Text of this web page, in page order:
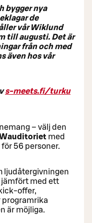
bygger nya
de
vår Wiklund
till augusti. Det är
från och med
även hos vår
s-meets.fi/turku
– välj den
med
56 personer.
ljudåtergivningen
jämfört med ett
offer,
programrika
är möjliga.